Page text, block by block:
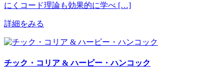
にくコード理論も効果的に学べ […]
詳細をみる
チック・コリア & ハービー・ハンコック